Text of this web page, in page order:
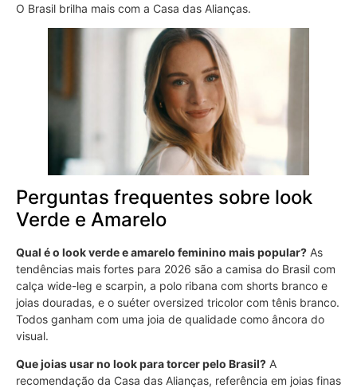
O Brasil brilha mais com a Casa das Alianças.
Perguntas frequentes sobre look
Verde e Amarelo
Qual é o look verde e amarelo feminino mais popular? As
tendências mais fortes para 2026 são a camisa do Brasil com
calça wide-leg e scarpin, a polo ribana com shorts branco e
joias douradas, e o suéter oversized tricolor com tênis branco.
Todos ganham com uma joia de qualidade como âncora do
visual.
Que joias usar no look para torcer pelo Brasil? A
recomendação da Casa das Alianças, referência em joias finas